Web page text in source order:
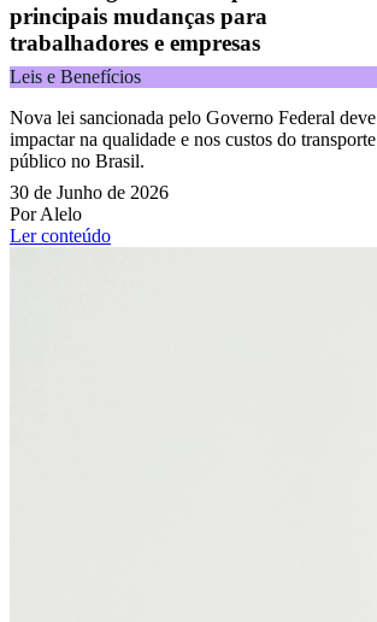
principais mudanças para
trabalhadores e empresas
Leis e Benefícios
Nova lei sancionada pelo Governo Federal deve
impactar na qualidade e nos custos do transporte
público no Brasil.
30 de Junho de 2026
Por Alelo
Ler conteúdo